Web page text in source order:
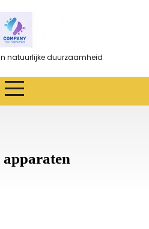
natuurlijke duurzaamheid
apparaten